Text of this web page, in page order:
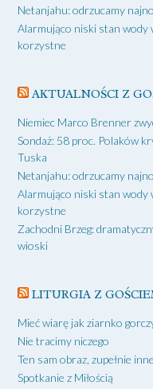
Netanjahu: odrzucamy
Alarmująco niski stan wody
korzystne
AKTUALNOŚCI Z
Niemiec Marco Brenner
Sondaż: 58 proc. Polaków
Tuska
Netanjahu: odrzucamy
Alarmująco niski stan wody
korzystne
Zachodni Brzeg:
wioski
LITURGIA Z
Mieć wiarę jak ziarnko
Nie tracimy niczego
Ten sam obraz, zupełnie
Spotkanie z Miłością